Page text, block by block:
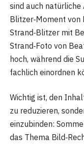
sind auch natürliche
Blitzer‑Moment von
Strand‑Blitzer mit
Strand‑Foto von
hoch, während die
fachlich einordnen
Wichtig ist, den
zu reduzieren,
einzubinden:
das Thema